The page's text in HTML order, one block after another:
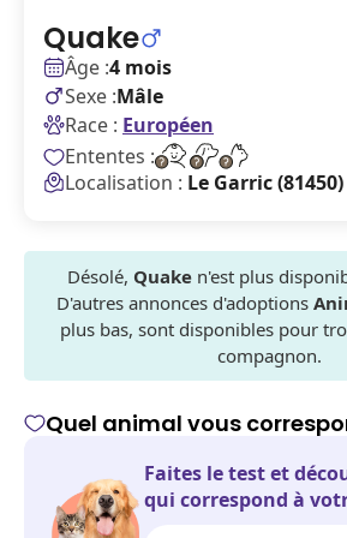
Quake
Âge :4 mois
Sexe :Mâle
Race : Européen
Ententes :
Localisation : Le Garric
Désolé, Quake n'est plus
D'autres annonces d'adoptions
plus bas, sont disponibles pour
compagnon.
Quel animal vous
Faites le test et
qui correspond à